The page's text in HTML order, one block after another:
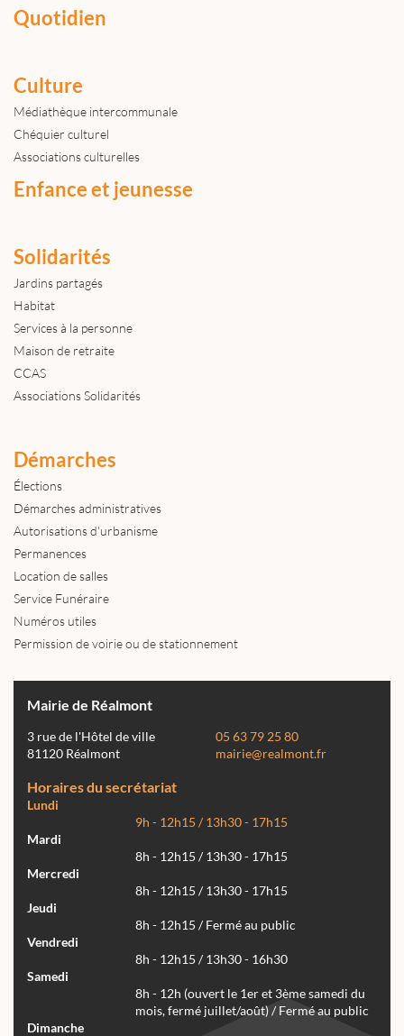
Quotidien
Culture
Médiathèque intercommunale
Chéquier culturel
Associations culturelles
Enfance et jeunesse
Solidarités
Jardins partagés
Habitat
Services à la personne
Maison de retraite
CCAS
Associations Solidarités
Démarches
Élections
Démarches administratives
Autorisations d'urbanisme
Permanences
Location de salles
Service Funéraire
Numéros utiles
Permission de voirie ou de stationnement
Mairie de Réalmont
3 rue de l'Hôtel de ville
81120 Réalmont
05 63 79 25 80
mairie@realmont.fr
Horaires du secrétariat
Lundi
9h - 12h15 / 13h30 - 17h15
Mardi
8h - 12h15 / 13h30 - 17h15
Mercredi
8h - 12h15 / 13h30 - 17h15
Jeudi
8h - 12h15 / Fermé au public
Vendredi
8h - 12h15 / 13h30 - 16h30
Samedi
8h - 12h (ouvert le 1er et 3ème samedi du
mois, fermé juillet/août) / Fermé au public
Dimanche